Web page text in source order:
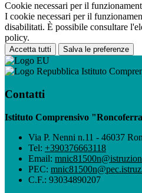
Cookie necessari per il
I cookie necessari per il
disabilitati. È possibile consultare
policy.
Accetta tutti Salva le preferenze
Istituto
Contatti
Istituto Comprensivo
Via P. Nenni n.11 - 46037
Tel: +390376663118
Email:
PEC:
C.F.: 93034890207